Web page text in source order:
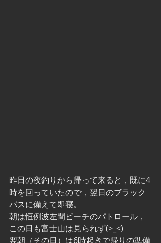
昨日の夜釣りから帰って来ると，既に4
時を回っていたので，翌日のブラック
バスに備えて即寝。
朝は恒例波左間ビーチのパトロール，
この日も富士山は見られず(>_<)
翌朝（その日）は6時起きで帰りの準備